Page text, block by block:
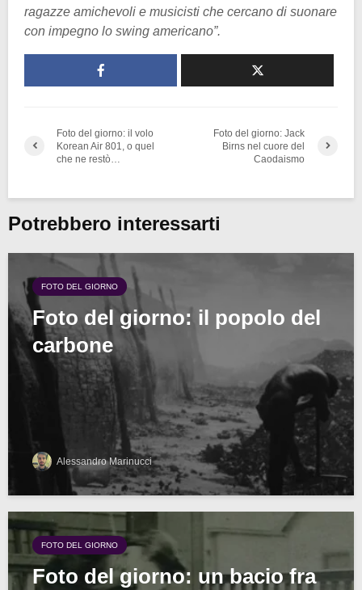
ragazze amichevoli e musicisti che cercano di suonare
con impegno lo swing americano”.
Foto del giorno: il volo
Korean Air 801, o quel
che ne restò…
Foto del giorno: Jack
Birns nel cuore del
Caodaismo
Potrebbero interessarti
FOTO DEL GIORNO
Foto del giorno: il popolo del
carbone
Alessandro Marinucci
FOTO DEL GIORNO
Foto del giorno: un bacio fra